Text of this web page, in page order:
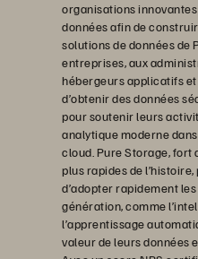
organisations
données afin de
solutions de données de
entreprises, aux
hébergeurs applicatifs
d’obtenir des données
pour soutenir leurs
analytique moderne
cloud. Pure Storage, fort
plus rapides de
d’adopter rapidement
génération, comme
l’apprentissage
valeur de leurs données